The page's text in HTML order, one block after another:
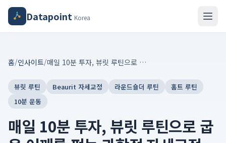
Datapoint Korea
홈/인사이트/ 매일 10분 투자, 뷰릿 루틴으로 굽은 어깨를 펴는 과학적 자세교정 방법
뷰릿 루틴 Beaurit 자세교정 라운드숄더 루틴
홈트 루틴
10분 운동
매일 10분 투자, 뷰릿 루틴으로 굽